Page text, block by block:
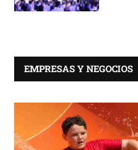
EMPRESAS Y NEGOCIOS